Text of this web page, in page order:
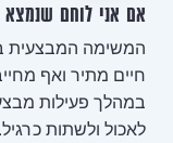
אם אני לוחם
המשימה המבצעית
חיים מתיר ואף
במהלך פעילות
לאכול ולשתות